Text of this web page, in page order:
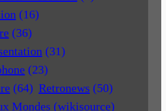
(16)
(36)
(31)
(23)
(64) Retronews (50)
Mondes (wikisource)